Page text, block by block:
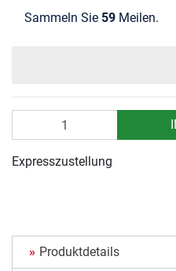
Sammeln Sie 59 Meilen.
Expresszustellung
Produktdetails